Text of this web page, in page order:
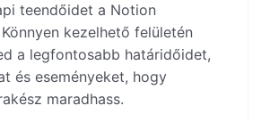
teendőidet a Notion
kezelhető felületén
a legfontosabb határidőidet,
és eseményeket, hogy
maradhass.